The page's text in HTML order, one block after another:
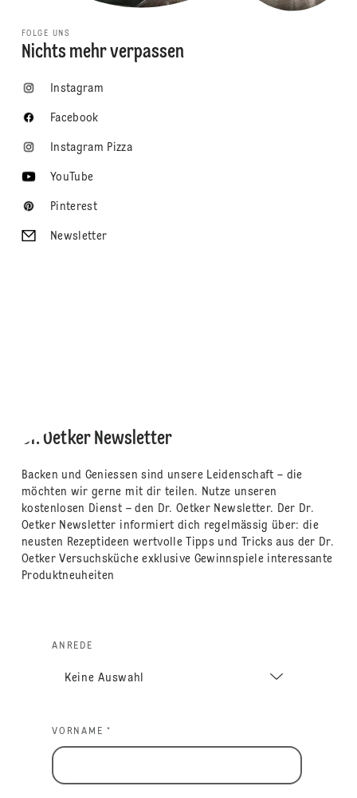
FOLGE UNS
Nichts mehr verpassen
Instagram
Facebook
Instagram Pizza
YouTube
Pinterest
Newsletter
Dr. Oetker Newsletter
Backen und Geniessen sind unsere Leidenschaft – die
möchten wir gerne mit dir teilen. Nutze unseren
kostenlosen Dienst – den Dr. Oetker Newsletter. Der Dr.
Oetker Newsletter informiert dich regelmässig über: die
neusten Rezeptideen wertvolle Tipps und Tricks aus der Dr.
Oetker Versuchsküche exklusive Gewinnspiele interessante
Produktneuheiten
ANREDE
VORNAME *